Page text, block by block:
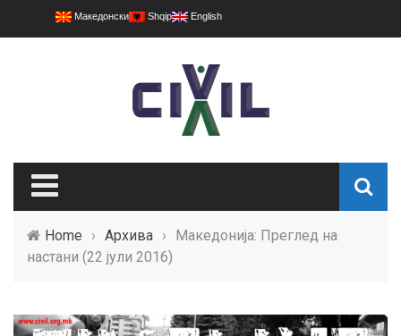
Македонски Shqip English
Home › Архива ›
Македонија: Преглед на
настани (22 јули 2016)